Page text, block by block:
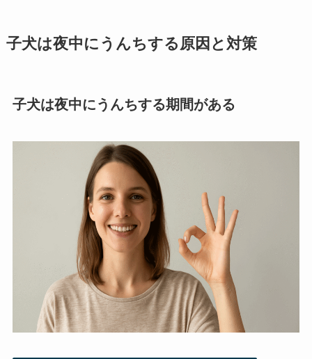
子犬は夜中にうんちする原因と対策
子犬は夜中にうんちする期間がある